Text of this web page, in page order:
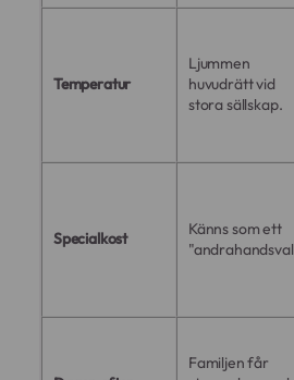
Temperatur
Ljummen
huvudrätt vid
stora sällskap.
Specialkost
Känns som ett
Familjen får